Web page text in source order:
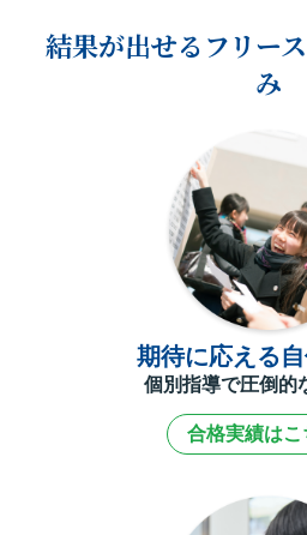
結果が出せるフリー
み
期待に応える自
個別指導で圧倒的
合格実績はこ